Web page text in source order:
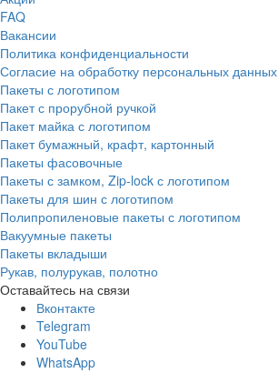
FAQ
Вакансии
Политика конфиденциальности
Согласие на обработку персональных данных
Пакеты с логотипом
Пакет с прорубной ручкой
Пакет майка с логотипом
Пакет бумажный, крафт, картонный
Пакеты фасовочные
Пакеты с замком, Zip-lock с логотипом
Пакеты для шин с логотипом
Полипропиленовые пакеты с логотипом
Вакуумные пакеты
Пакеты вкладыши
Рукав, полурукав, полотно
Оставайтесь на связи
Вконтакте
Telegram
YouTube
WhatsApp